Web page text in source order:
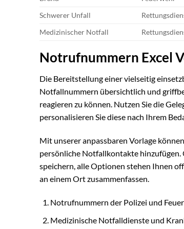
Schwerer Unfall
Medizinischer Notfall
Notrufnummern Excel
Die Bereitstellung einer vielseitig
Notfallnummern übersichtlich und
reagieren zu können. Nutzen Sie die
personalisieren Sie diese nach Ihrem
Mit unserer anpassbaren Vorlage
persönliche Notfallkontakte hinzufügen.
speichern, alle Optionen stehen Ihnen
an einem Ort zusammenfassen.
Notrufnummern der Polizei und
Medizinische Notfalldienste und